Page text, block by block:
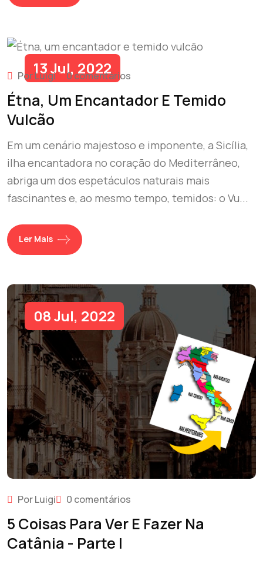
13 Jul, 2022
Por Luigi 0 comentários
Étna, Um Encantador E Temido
Vulcão
Em um cenário majestoso e imponente, a Sicília,
ilha encantadora no coração do Mediterrâneo,
abriga um dos espetáculos naturais mais
fascinantes e, ao mesmo tempo, temidos: o Vu...
Ler Mais
08 Jul, 2022
Por Luigi 0 comentários
5 Coisas Para Ver E Fazer Na
Catânia - Parte I